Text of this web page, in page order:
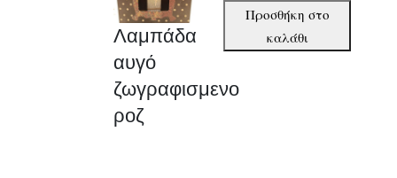
Λαμπάδα
αυγό
ζωγραφισμενο
ροζ
Λαμπάδα
ζωγραφισμενο
Προσθήκη στο
καλάθι